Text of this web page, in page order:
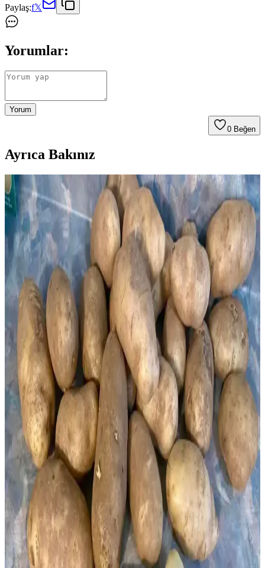
Paylaş:f𝕏
Yorumlar:
Yorum
0 Beğen
Ayrıca Bakınız
Dondurmada Graham Krakerlerin Kıtır Kalmasını
Sağlayan Teknikler ve Uygulamalar
Dondurmada graham krakerlerin kıtır kalması, yağlı ve şekerli
kaplama, fırınlama ve doğru ekleme zamanı gibi tekniklerle sağlanır.
Bu yöntemler, krakerlerin nem emmesini engeller ve dokuyu korur.
Toplu Yemek Bileşenleri Hazırlama Yöntemi: Zaman
ve Enerji Tasarrufu Sağlayan Pratik Çözüm
Toplu yemek bileşenleri hazırlama yöntemi, zor ve uzun süren
yemek parçalarını önceden hazırlayıp dondurarak zaman ve enerji
tasarrufu sağlar. Bu yöntem, yemek çeşitliliğini artırırken, yoğun
yaşam temposuna uygun pratik çözümler sunar.
Bacon Paketinin Bir Kısmını Çözdürme ve Saklama
Yöntemleri Hakkında Detaylı Rehber
Bacon paketinin sadece bir kısmını çözdürme ve saklama
yöntemleri, porsiyonlama, donmuş paketi kesme ve pişirip
dondurma gibi pratik çözümlerle kaliteyi koruyarak israfı önlemeye
odaklanır.
Makinesiz 3 Malzemeli Dondurma Tarifleri:
Mascarpone, Muz ve Yoğunlaştırılmış Sütle Pratik
Hazırlık
Makinesiz ve sadece üç malzemeyle evde doğal dondurma yapmak
mümkün. Mascarpone, muz ve yoğunlaştırılmış sütle kremamsı
dondurma tarifleri, sağlıklı ve pratik lezzetler sunar.
Toplu Alım ve Dondurarak Saklama Yöntemleri:
Ekmek, Süt ve Diğer Gıdaların Korunması